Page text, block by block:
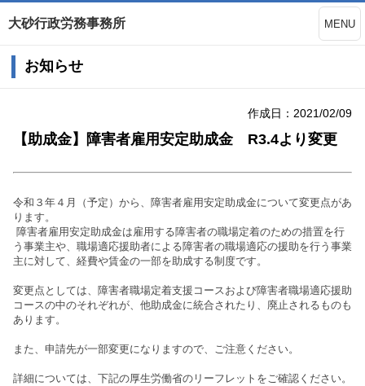
大砂行政労務事務所 MENU
お知らせ
作成日：2021/02/09
【助成金】障害者雇用安定助成金 R3.4より変更
令和３年４月（予定）から、障害者雇用安定助成金について変更点があ
ります。
障害者雇用安定助成金は雇用する障害者の職場定着のための措置を行
う事業主や、職場適応援助者による障害者の職場適応の援助を行う事業
主に対して、経費や賃金の一部を助成する制度です。
変更点としては、障害者職場定着支援コースおよび障害者職場適応援助
コースの中のそれぞれが、他助成金に統合されたり、廃止されるものも
あります。
また、申請先が一部変更になりますので、ご注意ください。
詳細については、下記の厚生労働省のリーフレットをご確認ください。